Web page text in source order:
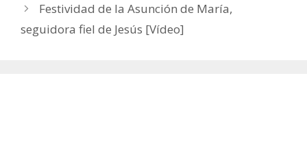
Festividad de la Asunción de María,
seguidora fiel de Jesús [Vídeo]